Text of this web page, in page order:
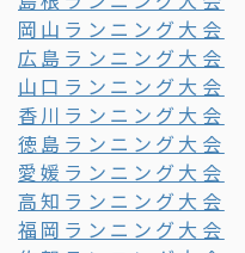
岡山ランニング大会
広島ランニング大会
山口ランニング大会
香川ランニング大会
徳島ランニング大会
愛媛ランニング大会
高知ランニング大会
福岡ランニング大会